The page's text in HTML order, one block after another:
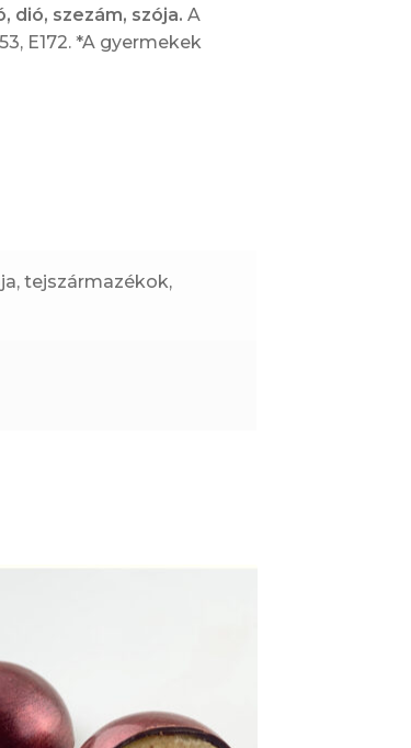
dió, szezám, szója.A
E172. *A gyermekek
tejszármazékok,